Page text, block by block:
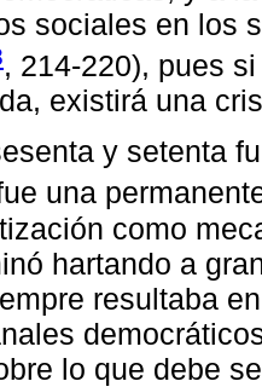
sociales en los
, 214-220), pues
existirá una
y setenta
una
como
hartando a
resultaba
lo que debe